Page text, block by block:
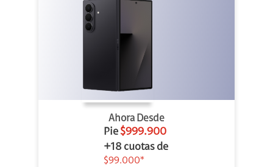
Ahora Desde
Pie $999.900
+18 cuotas de
$99.000*